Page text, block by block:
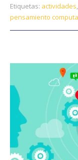
Etiquetas: actividades,
pensamiento